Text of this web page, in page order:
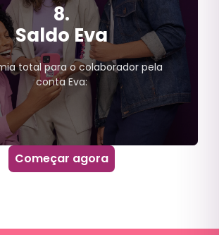
técnicos;
superior ou básica;
(Massive Online Open
8.
Saldo Eva
total para o colaborador pela
conta Eva:
pela Conta Digital de
Começar agora